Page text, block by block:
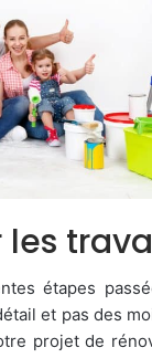
les
étapes
et pas des
projet de